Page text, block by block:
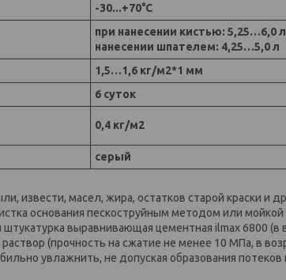
-30...+70°С
при нанесении кистью: 5,25…6,0
нанесении шпателем: 4,25…5,0 л
1,5…1,6 кг/м2*1 мм
6 суток
0,4 кг/м2
серый
масел, жира, остатков старой краски и
основания пескоструйным методом или
выравнивающая цементная ilmax 6800 (в
(прочность на сжатие не менее 10 МПа, в
увлажнить, не допуская образования потеков